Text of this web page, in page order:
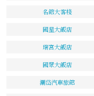
名館大客棧
國星大飯店
瑞宮大飯店
國眾大飯店
潮岱汽車旅館